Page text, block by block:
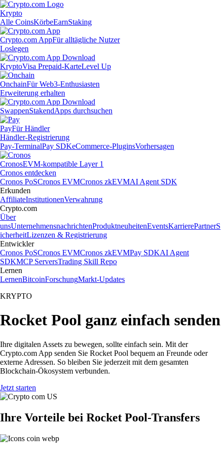
Krypto
Alle CoinsKörbeEarnStaking
Crypto.com AppFür alltägliche Nutzer
Loslegen
KryptoVisa Prepaid-KarteLevel Up
OnchainFür Web3-Enthusiasten
Erweiterung erhalten
SwappenStakendApps durchsuchen
PayFür Händler
Händler-Registrierung
Pay-TerminalPay SDKeCommerce-PluginsVorhersagen
CronosEVM-kompatible Layer 1
Cronos entdecken
Cronos PoSCronos EVMCronos zkEVMAI Agent SDK
Erkunden
AffiliateInstitutionenVerwahrung
Crypto.com
Über
unsUnternehmensnachrichtenProduktneuheitenEventsKarrierePartnerS
icherheitLizenzen & Registrierung
Entwickler
Cronos PoSCronos EVMCronos zkEVMPay SDKAI Agent
SDKMCP ServersTrading Skill Repo
Lernen
LernenBitcoinForschungMarkt-Updates
KRYPTO
Rocket Pool ganz einfach senden
Ihre digitalen Assets zu bewegen, sollte einfach sein. Mit der
Crypto.com App senden Sie Rocket Pool bequem an Freunde oder
externe Adressen. So bleiben Sie jederzeit mit dem gesamten
Blockchain-Ökosystem verbunden.
Jetzt starten
Ihre Vorteile bei Rocket Pool-Transfers